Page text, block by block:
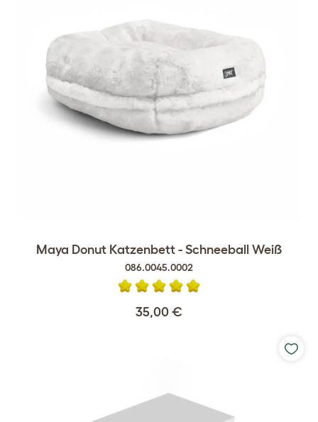
Maya Donut Katzenbett - Schneeball Weiß
086.0045.0002
35,00 €